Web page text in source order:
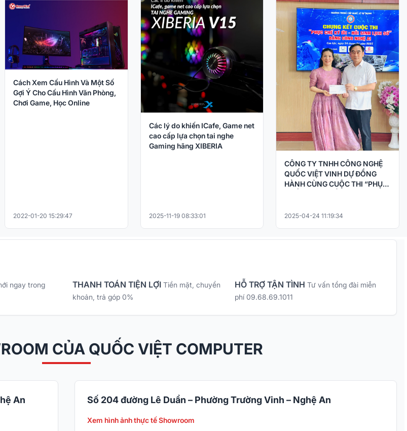
Cách Xem Cấu Hình Và Một Số
Gợi Ý Cho Cấu Hình Văn Phòng,
Chơi Game, Học Online
2022-01-20 15:29:47
Các lý do khiến ICafe, Game net
cao cấp lựa chọn tai nghe
Gaming hãng XIBERIA
2025-11-19 08:33:01
CÔNG TY TNHH CÔNG NGHỆ
QUỐC VIỆT VINH DỰ ĐỒNG
HÀNH CÙNG CUỘC THI “PHỤC
2025-04-24 11:19:34
ngay trong
THANH TOÁN TIỆN LỢI Tiền mặt, chuyển
khoản, trả góp 0%
HỖ TRỢ TẬN TÌNH Tư vấn tổng đài miễn
phí 09.68.69.1011
CỦA QUỐC VIỆT COMPUTER
An Số 204 đường Lê Duẩn – Phường Trường Vinh – Nghệ An
Xem hình ảnh thực tế Showroom